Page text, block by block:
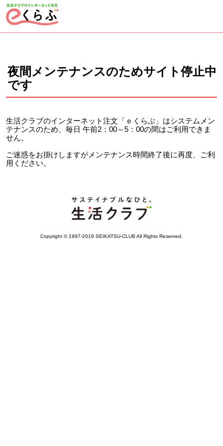
ページの先頭です。
夜間メンテナンスのためサイト停止中
です
生活クラブのインターネット注文「ｅくらぶ」はシステムメン
テナンスのため、毎日 午前2：00～5：00の間はご利用できま
せん。
ご迷惑をお掛けしますがメンテナンス時間終了後に再度、ご利
用ください。
Copyright © 1997-2019 SEIKATSU-CLUB All Rights Reserved.